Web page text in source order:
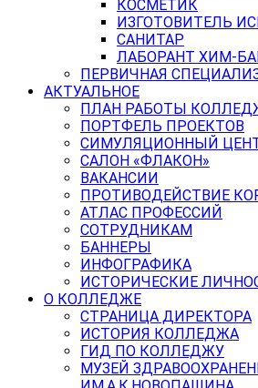
КОСМЕТИК
ИЗГОТОВИТЕЛЬ
САНИТАР
ЛАБОРАНТ ХИМ-
ПЕРВИЧНАЯ
АКТУАЛЬНОЕ
ПЛАН РАБОТЫ
ПОРТФЕЛЬ ПРОЕКТОВ
СИМУЛЯЦИОННЫЙ
САЛОН «ФЛАКОН»
ВАКАНСИИ
ПРОТИВОДЕЙСТВИЕ
АТЛАС ПРОФЕССИЙ
СОТРУДНИКАМ
БАННЕРЫ
ИНФОГРАФИКА
ИСТОРИЧЕСКИЕ
О КОЛЛЕДЖЕ
СТРАНИЦА ДИРЕКТОРА
ИСТОРИЯ КОЛЛЕДЖА
ГИД ПО КОЛЛЕДЖУ
МУЗЕЙ